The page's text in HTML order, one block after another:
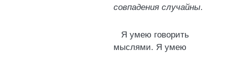
совпадения случайны.
Я умею говорить
мыслями. Я умею